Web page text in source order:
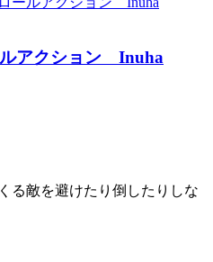
アクション Inuha
る敵を避けたり倒したりしな